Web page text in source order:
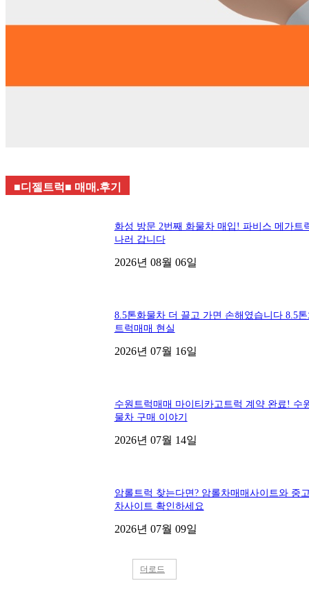
■디젤트럭■ 매매.후기
화성 방문 2번째 화물차 매입! 파비스 메가트
나러 갑니다
2026년 08월 06일
8.5톤화물차 더 끌고 가면 손해였습니다 8.5
트럭매매 현실
2026년 07월 16일
수원트럭매매 마이티카고트럭 계약 완료! 수
물차 구매 이야기
2026년 07월 14일
암롤트럭 찾는다면? 암롤차매매사이트와 중
차사이트 확인하세요
2026년 07월 09일
더로드